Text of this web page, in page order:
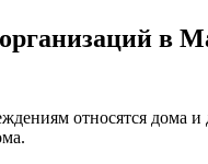
в
относятся